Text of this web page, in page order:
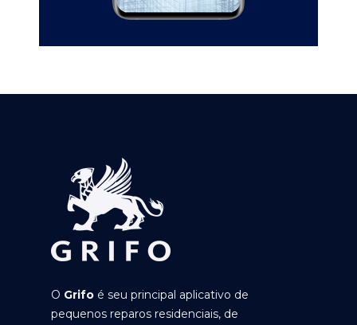
O Grifo é seu principal aplicativo de
pequenos reparos residenciais, de